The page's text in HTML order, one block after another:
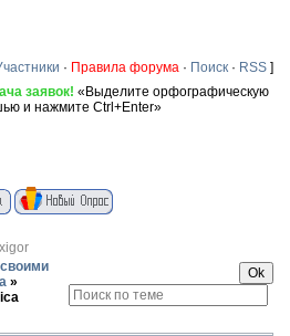
· Правила форума · Поиск · RSS ]
заявок! «Выделите орфографическую
и нажмите Ctrl+Enter»
»